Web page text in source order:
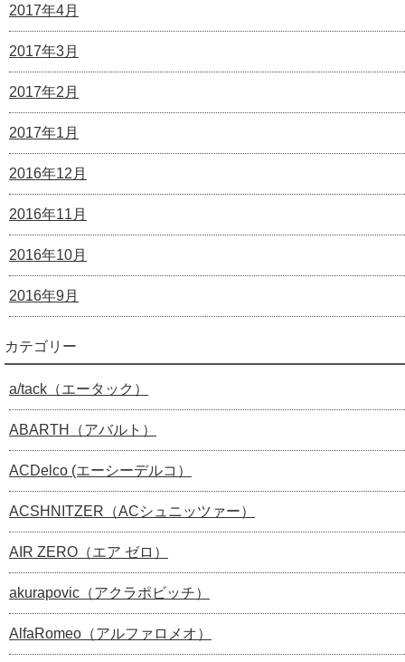
2017年4月
2017年3月
2017年2月
2017年1月
2016年12月
2016年11月
2016年10月
2016年9月
カテゴリー
a/tack（エータック）
ABARTH（アバルト）
ACDelco (エーシーデルコ）
ACSHNITZER（ACシュニッツァー）
AIR ZERO（エア ゼロ）
akurapovic（アクラポビッチ）
AlfaRomeo（アルファロメオ）